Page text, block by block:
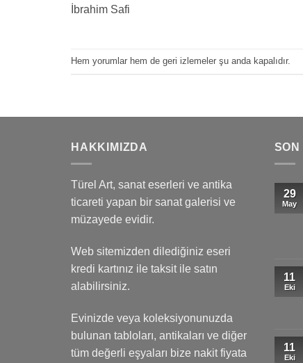
İbrahim Safi
Hem yorumlar hem de geri izlemeler şu anda kapalıdır.
HAKKIMIZDA
Türel Art, sanat eserleri ve antika
ticareti yapan bir sanat galerisi ve
müzayede evidir.
Web sitemizden dilediğiniz eseri
kredi kartınız ile taksit ile satın
alabilirsiniz.
Evinizde veya koleksiyonunuzda
bulunan tabloları, antikaları ve diğer
tüm değerli eşyaları bize nakit fiyata
29
May
11
Eki
11
Eki